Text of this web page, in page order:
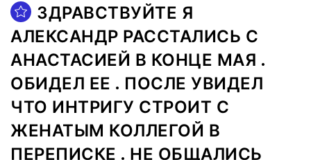
ЗДРАВСТВУЙТЕ Я
АЛЕКСАНДР РАССТАЛИСЬ С
АНАСТАСИЕЙ В КОНЦЕ МАЯ .
ОБИДЕЛ ЕЕ . ПОСЛЕ УВИДЕЛ
ЧТО ИНТРИГУ СТРОИТ С
ЖЕНАТЫМ КОЛЛЕГОЙ В
ПЕРЕПИСКЕ . НЕ ОБЩАЛИСЬ